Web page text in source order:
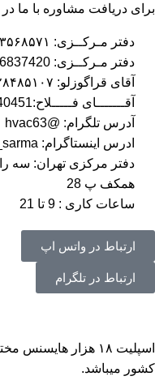
برای دریافت مشاوره با ما
دفتر مـرکــزی: ۰۲۱۳۳۵۶۸۵۷۱
دفتر مـرکــزی: 02136837420
آقای قراگوزلو: ۰۹۱۲۸۴۸۵۱۰۷
آقـــــــای فـــــلاح:09122540451
آدرس تلگرام: @hvac63
ادرس اینستاگرام: shahr_sarma_
دفتر مرکزی تهران: سه
همکف پ 28
ساعات کاری : 9 تا 21
ارتباط در واتس اپ
ارتباط در تلگرام
اسپلیت ۱۸ هزار
کشور میباشد.